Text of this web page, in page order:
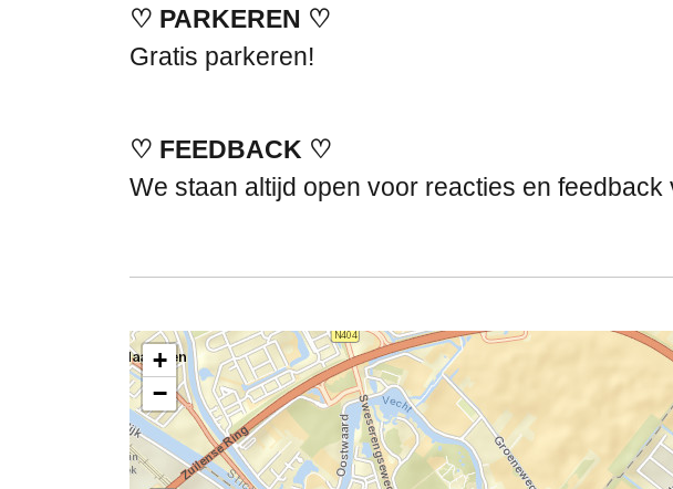
♡ PARKEREN ♡
Gratis parkeren!
♡ FEEDBACK ♡
We staan altijd open voor reacties en feedback
+
−